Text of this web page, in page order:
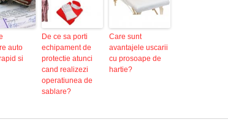
auto
si
De ce sa porti
echipament de
protectie atunci
cand realizezi
operatiunea de
sablare?
Care sunt
avantajele uscarii
cu prosoape de
hartie?